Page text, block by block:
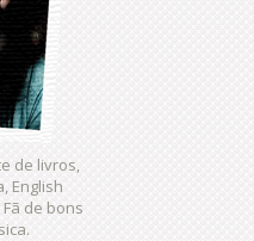
de livros,
English
de bons